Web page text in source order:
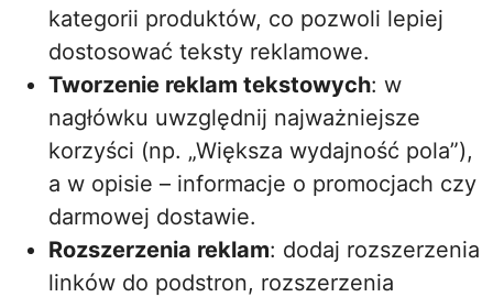
kategorii produktów, co pozwoli lepiej
dostosować teksty reklamowe.
Tworzenie reklam tekstowych: w
nagłówku uwzględnij najważniejsze
korzyści (np. „Większa wydajność pola”),
a w opisie – informacje o promocjach czy
darmowej dostawie.
Rozszerzenia reklam: dodaj rozszerzenia
linków do podstron, rozszerzenia